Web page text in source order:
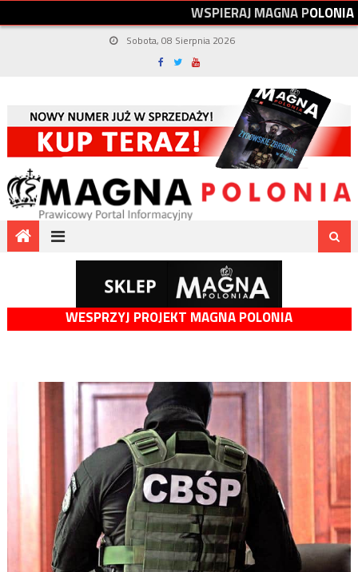
WSPIERAJMAGNAPOLONIA
Sobota, 08 Sierpnia 2026
WESPRZYJ PROJEKT MAGNA POLONIA